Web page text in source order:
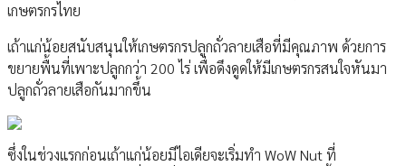
เกษตรกรไทย
เถ้าแก่น้อยสนับสนุนให้เกษตรกรปลูกถั่วลายเสือที่มีคุณภาพ ด้วยการ
ขยายพื้นที่เพาะปลูกกว่า 200 ไร่ เพื่อดึงดูดให้มีเกษตรกรสนใจหันมา
ปลูกถั่วลายเสือกันมากขึ้น
ซึ่งในช่วงแรกก่อนเถ้าแก่น้อยมีไอเดียจะเริ่มทำ WoW Nut ที่